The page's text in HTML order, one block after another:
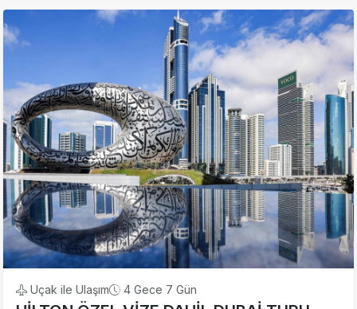
Uçak ile Ulaşım 4 Gece 7 Gün